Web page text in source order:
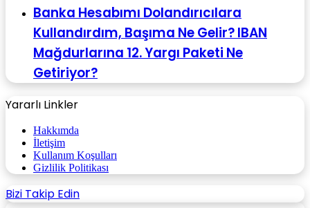
Banka Hesabımı Dolandırıcılara
Kullandırdım, Başıma Ne Gelir? IBAN
Mağdurlarına 12. Yargı Paketi Ne
Getiriyor?
Yararlı Linkler
Hakkımda
İletişim
Kullanım Koşulları
Gizlilik Politikası
Bizi Takip Edin